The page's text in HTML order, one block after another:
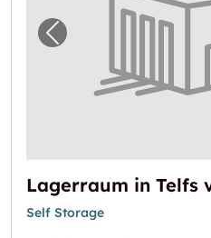
Vorheriges Bild für
Lagerraum in Telfs
Self Storage